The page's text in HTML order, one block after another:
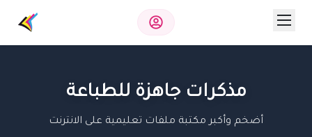
مذكرات جاهزة للطباعة
أضخم وأكبر مكتبة ملفات تعليمية على الانترنت